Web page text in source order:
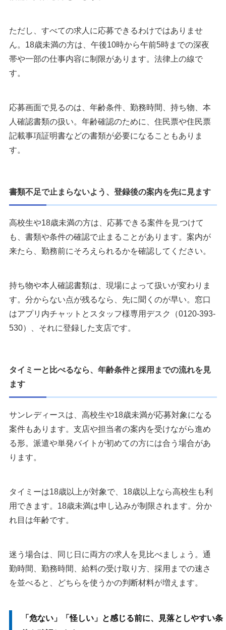
ただし、すべての求人に応募できるわけではありませ
ん。18歳未満の方は、午後10時から午前5時までの深夜
帯や一部の仕事内容に制限があります。法律上の線で
す。
応募画面で見るのは、年齢条件、勤務時間、持ち物、本
人確認書類の扱い。年齢確認のために、住民票や住民票
記載事項証明書などの書類が必要になることもありま
す。
書類不足で止まらないよう、登録後の案内を先に見ます
高校生や18歳未満の方は、応募できる案件を見つけて
も、書類や条件の確認で止まることがあります。案内が
来たら、勤務前にそろえられるかを確認してください。
持ち物や本人確認書類は、現場によって扱いが変わりま
す。分からない点が残るなら、先に聞くのが早い。窓口
はアプリ内チャットとスタッフ様専用デスク（0120-393-
530）、それに登録した支店です。
タイミーと比べるなら、年齢条件と採用までの流れを見
ます
サンレディースは、高校生や18歳未満が応募対象になる
案件もあります。支店や担当者の案内を受けながら進め
る形。派遣や単発バイトが初めての方には合う場合があ
ります。
タイミーは18歳以上が対象で、18歳以上なら高校生も利
用できます。18歳未満は申し込みが制限されます。分か
れ目は年齢です。
迷う場合は、同じ日に両方の求人を見比べましょう。通
勤時間、勤務時間、給料の受け取り方、採用までの速さ
を並べると、どちらを使うかの判断材料が増えます。
「危ない」「怪しい」と感じる前に、見落としやすい条